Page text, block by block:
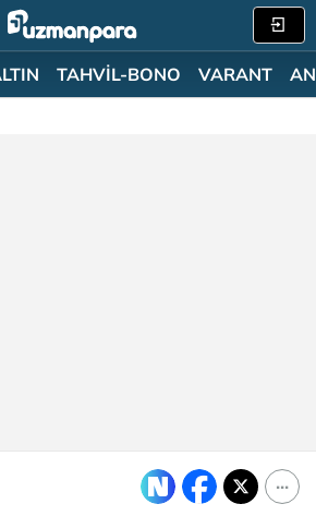
TAHVİL-BONO VARANT